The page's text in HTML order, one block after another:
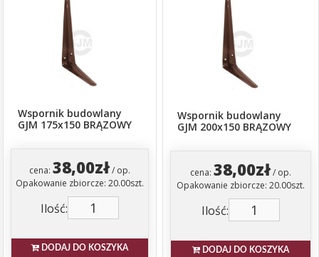
Wspornik budowlany
GJM 175x150 BRĄZOWY
cena: 38,00zł/ op.
Opakowanie zbiorcze: 20.00szt.
Ilość:
DODAJ DO KOSZYKA
Wspornik budowlany
GJM 200x150 BRĄZOWY
cena:38,00zł/ op.
Opakowanie zbiorcze: 20.00szt.
Ilość:
DODAJ DO KOSZYKA